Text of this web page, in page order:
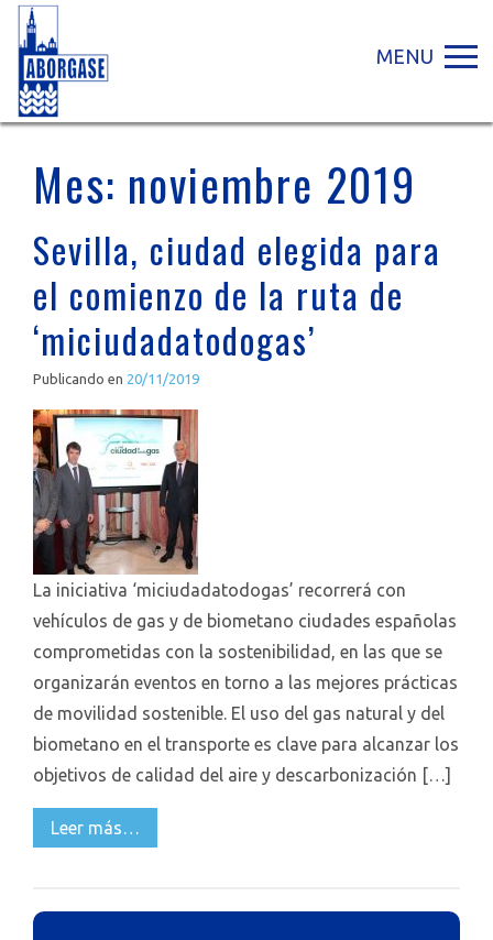
Mes: noviembre 2019
Sevilla, ciudad elegida para
el comienzo de la ruta de
‘miciudadatodogas’
Publicando en 20/11/2019
La iniciativa ‘miciudadatodogas’ recorrerá con
vehículos de gas y de biometano ciudades españolas
comprometidas con la sostenibilidad, en las que se
organizarán eventos en torno a las mejores prácticas
de movilidad sostenible. El uso del gas natural y del
biometano en el transporte es clave para alcanzar los
objetivos de calidad del aire y descarbonización […]
Leer más…
MENU